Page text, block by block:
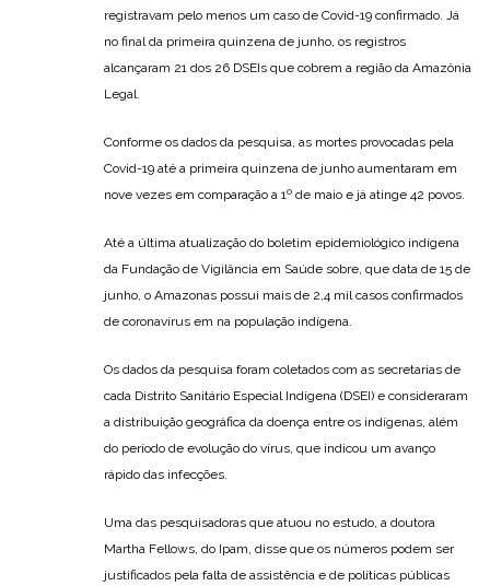
registravam pelo menos um caso de Covid-19 confirmado. Já
no final da primeira quinzena de junho, os registros
alcançaram 21 dos 26 DSEIs que cobrem a região da Amazônia
Legal.
Conforme os dados da pesquisa, as mortes provocadas pela
Covid-19 até a primeira quinzena de junho aumentaram em
nove vezes em comparação a 1º de maio e já atinge 42 povos.
Até a última atualização do boletim epidemiológico indígena
da Fundação de Vigilância em Saúde sobre, que data de 15 de
junho, o Amazonas possui mais de 2,4 mil casos confirmados
de coronavírus em na população indígena.
Os dados da pesquisa foram coletados com as secretarias de
cada Distrito Sanitário Especial Indígena (DSEI) e consideraram
a distribuição geográfica da doença entre os indígenas, além
do período de evolução do vírus, que indicou um avanço
rápido das infecções.
Uma das pesquisadoras que atuou no estudo, a doutora
Martha Fellows, do Ipam, disse que os números podem ser
justificados pela falta de assistência e de políticas públicas